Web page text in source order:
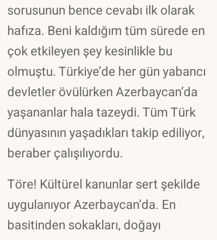
sorusunun bence cevabı ilk olarak
hafıza. Beni kaldığım tüm sürede en
çok etkileyen şey kesinlikle bu
olmuştu. Türkiye’de her gün yabancı
devletler övülürken Azerbaycan’da
yaşananlar hala tazeydi. Tüm Türk
dünyasının yaşadıkları takip ediliyor,
beraber çalışılıyordu.
Töre! Kültürel kanunlar sert şekilde
uygulanıyor Azerbaycan’da. En
basitinden sokakları, doğayı